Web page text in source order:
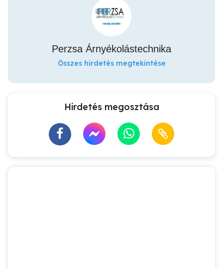
Perzsa Árnyékolástechnika
Összes hirdetés megtekintése
Hirdetés megosztása